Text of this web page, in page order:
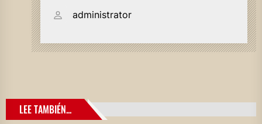
administrator
LEE TAMBIÉN...